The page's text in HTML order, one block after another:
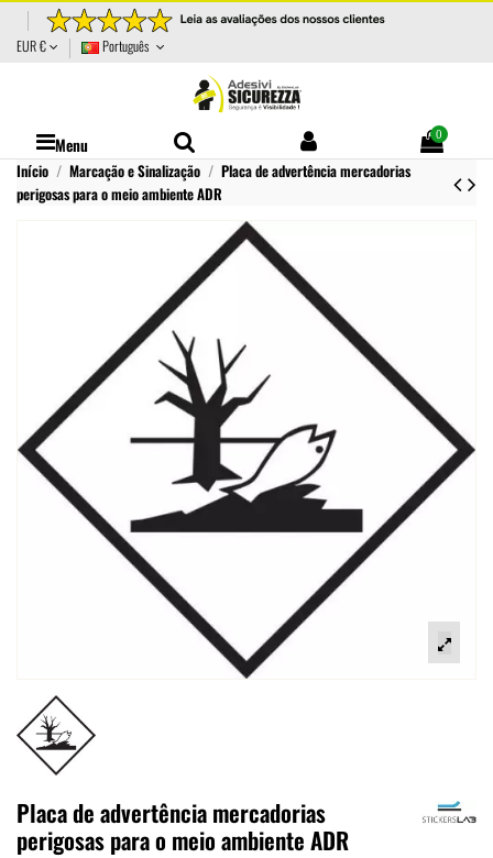
EUR € Português
Menu 0
Início Marcação e Sinalização
Placa de advertência mercadorias
perigosas para o meio ambiente ADR
Placa de advertência mercadorias
perigosas para o meio ambiente ADR